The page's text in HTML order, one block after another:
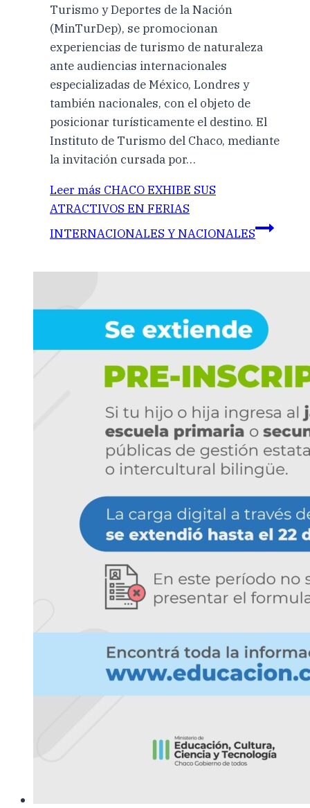
Turismo y Deportes de la Nación
(MinTurDep), se promocionan
experiencias de turismo de naturaleza
ante audiencias internacionales
especializadas de México, Londres y
también nacionales, con el objeto de
posicionar turísticamente el destino. El
Instituto de Turismo del Chaco, mediante
la invitación cursada por…
Leer más CHACO EXHIBE SUS
ATRACTIVOS EN FERIAS
INTERNACIONALES Y NACIONALES